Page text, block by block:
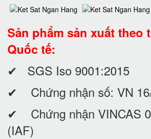
Sản phẩm sản xuất theo
Quốc tế:
✔ SGS Iso 9001:2015
✔ Chứng nhận số: VN
✔ Chứng nhận VINCAS
(IAF)